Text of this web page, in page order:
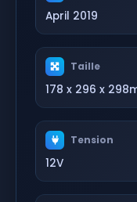
April 2019
Taille
178 x 296 x
Tension
12V